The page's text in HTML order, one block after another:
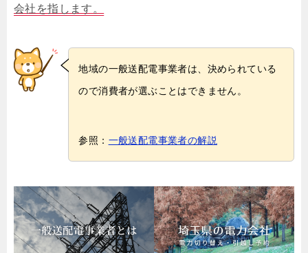
会社を指します。
地域の一般送配電事業者は、決められている
ので消費者が選ぶことはできません。
参照： 一般送配電事業者の解説